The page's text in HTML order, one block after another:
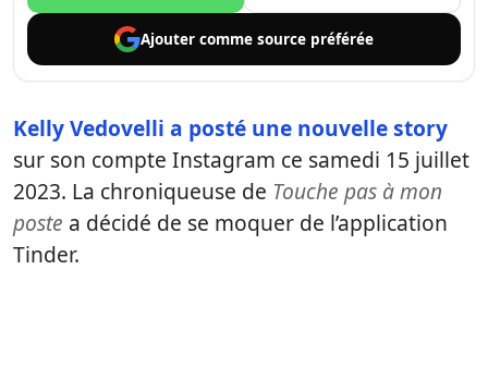
Ajouter comme source préférée
Kelly Vedovelli a posté une nouvelle story
sur son compte Instagram ce samedi 15 juillet
2023. La chroniqueuse de Touche pas à mon
poste a décidé de se moquer de l’application
Tinder.